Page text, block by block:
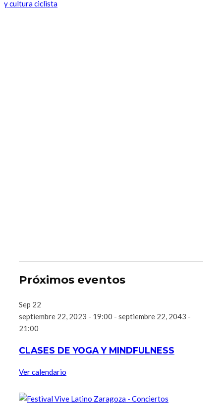
y cultura ciclista
Próximos eventos
Sep 22
septiembre 22, 2023 - 19:00 - septiembre 22, 2043 -
21:00
CLASES DE YOGA Y MINDFULNESS
Ver calendario